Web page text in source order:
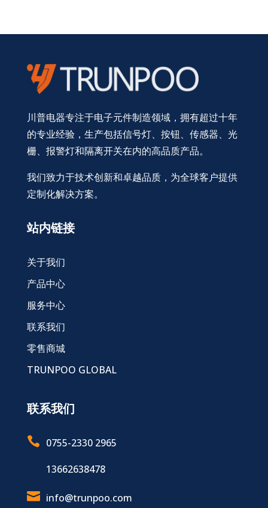
川普电器专注于电子元件制造领域，拥有超过十年
的专业经验，生产包括信号灯、按钮、传感器、光
栅、报警灯和隔离开关在内的高品质产品。
我们致力于技术创新和卓越品质，为全球客户提供
定制化解决方案。
站内链接
关于我们
产品中心
服务中心
联系我们
零售商城
TRUNPOO GLOBAL
联系我们
 0755-2330 2965
13662638478
 info@trunpoo.com